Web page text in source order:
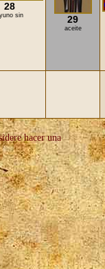
28
sin 29
aceite
hacer una